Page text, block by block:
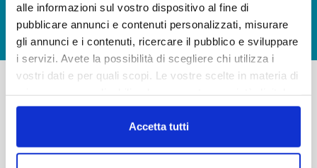
alle informazioni sul vostro dispositivo al fine di
pubblicare annunci e contenuti personalizzati, misurare
gli annunci e i contenuti, ricercare il pubblico e sviluppare
i servizi. Avete la possibilità di scegliere chi utilizza i
vostri dati e per quali scopi. Le vostre scelte in materia di
in cui avete effettuato le vostre scelte. È possibile
modificare o revocare il proprio consenso in qualsiasi
momento dalla Dichiarazione sui cookie o facendo clic
Accetta tutti
GIUDICA IL SERVIZIO
LAVORA CON NOI
Via Villamagna 90/c -
-
FAQ
PRIVACY POLICY